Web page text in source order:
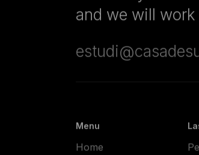
and we will
Menu
Home